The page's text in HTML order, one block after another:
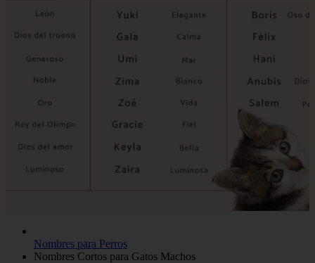
Nombres para Perros
Nombres Cortos para Gatos Machos